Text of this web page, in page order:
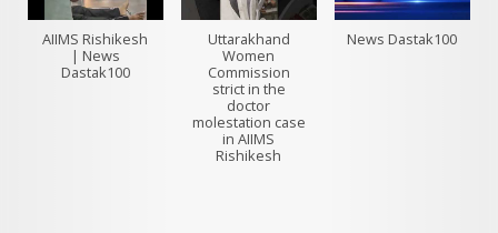
AIIMS Rishikesh
| News
Dastak100
Uttarakhand
Women
Commission
strict in the
doctor
molestation case
in AIIMS
Rishikesh
News Dastak100